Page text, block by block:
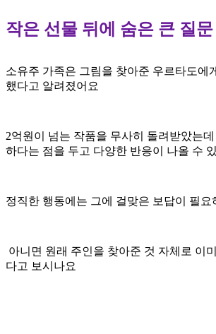
작은 선물 뒤에 숨은 큰 질문
소유주 가족은 그림을 찾아준 우르타도에
했다고 알려졌어요
2억원이 넘는 작품을 무사히 돌려받았는데
하다는 점을 두고 다양한 반응이 나올 수
정직한 행동에는 그에 걸맞은 보답이 필요
아니면 원래 주인을 찾아준 것 자체로 이
다고 보시나요